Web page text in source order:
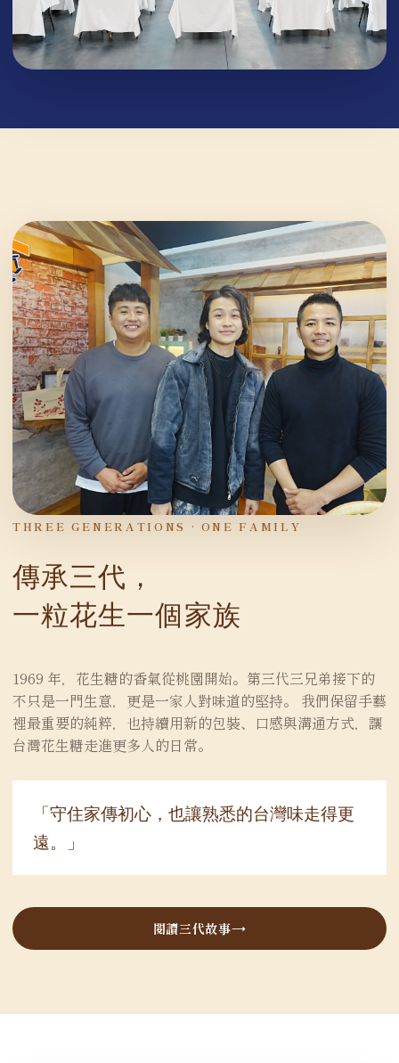
THREE GENERATIONS · ONE FAMILY
傳承三代，
一粒花生一個家族
1969 年，花生糖的香氣從桃園開始。第三代三兄弟接下的
不只是一門生意，更是一家人對味道的堅持。 我們保留手藝
裡最重要的純粹，也持續用新的包裝、口感與溝通方式，讓
台灣花生糖走進更多人的日常。
「守住家傳初心，也讓熟悉的台灣味走得更
遠。」
閱讀三代故事